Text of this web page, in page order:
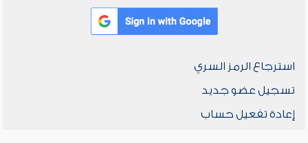
استرجاع الرمز السري
تسجيل عضو جديد
إعادة تفعيل حساب